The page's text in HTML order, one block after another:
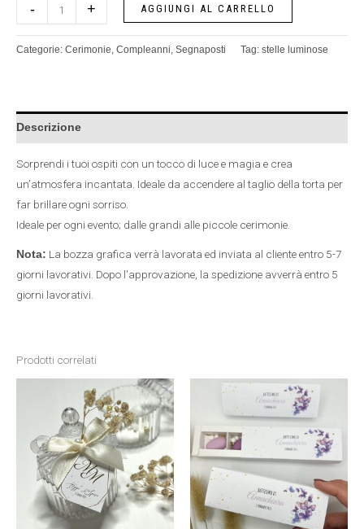
- + AGGIUNGI AL CARRELLO
Categorie: Cerimonie, Compleanni, Segnaposti Tag: stelle luminose
Descrizione
Sorprendi i tuoi ospiti con un tocco di luce e magia e crea
un’atmosfera incantata. Ideale da accendere al taglio della torta per
far brillare ogni sorriso.
Ideale per ogni evento; dalle grandi alle piccole cerimonie.
Nota: La bozza grafica verrà lavorata ed inviata al cliente entro 5-7
giorni lavorativi. Dopo l'approvazione, la spedizione avverrà entro 5
giorni lavorativi.
Prodotti correlati